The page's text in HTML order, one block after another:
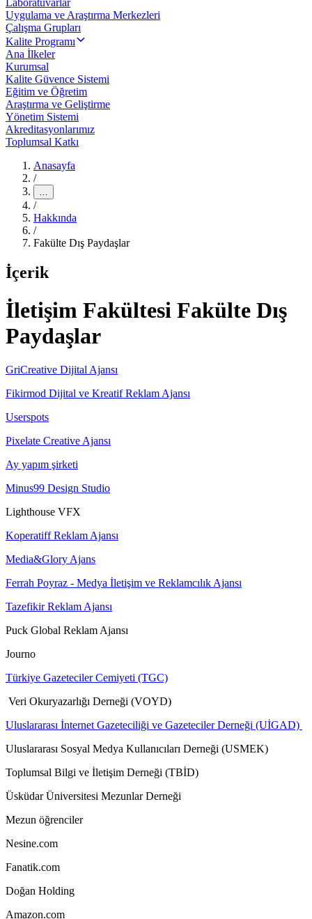
Laboratuvarlar
Uygulama ve Araştırma Merkezleri
Çalışma Grupları
Kalite Programı
Ana İlkeler
Kurumsal
Kalite Güvence Sistemi
Eğitim ve Öğretim
Araştırma ve Geliştirme
Yönetim Sistemi
Akreditasyonlarımız
Toplumsal Katkı
Anasayfa
/
…
/
Hakkında
/
Fakülte Dış Paydaşlar
İçerik
İletişim Fakültesi Fakülte Dış
Paydaşlar
GriCreative Dijital Ajansı
Fikirmod Dijital ve Kreatif Reklam Ajansı
Userspots
Pixelate Creative Ajansı
Ay yapım şirketi
Minus99 Design Studio
Lighthouse VFX
Koperatiff Reklam Ajansı
Media&Glory Ajans
Ferrah Poyraz - Medya İletişim ve Reklamcılık Ajansı
Tazefikir Reklam Ajansı
Puck Global Reklam Ajansı
Journo
Türkiye Gazeteciler Cemiyeti (TGC)
Veri Okuryazarlığı Derneği (VOYD)
Uluslararası İnternet Gazeteciliği ve Gazeteciler Derneği (UİGAD)
Uluslararası Sosyal Medya Kullanıcıları Derneği (USMEK)
Toplumsal Bilgi ve İletişim Derneği (TBİD)
Üsküdar Üniversitesi Mezunlar Derneği
Mezun öğrenciler
Nesine.com
Fanatik.com
Doğan Holding
Amazon.com